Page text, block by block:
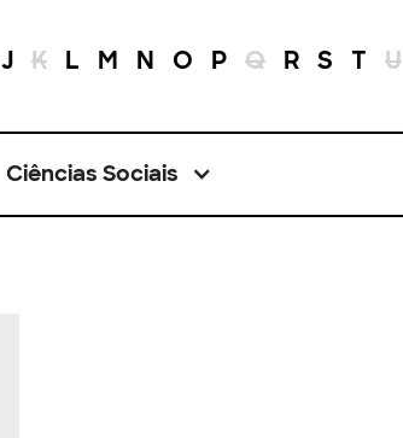
J K L M N O P Q R S T U
Ciências Sociais